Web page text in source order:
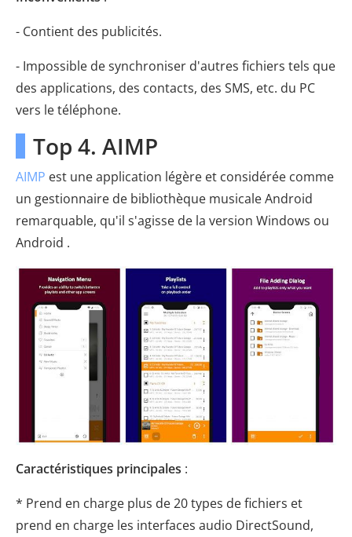
- Contient des publicités.
- Impossible de synchroniser d'autres fichiers tels que
des applications, des contacts, des SMS, etc. du PC
vers le téléphone.
Top 4. AIMP
AIMP est une application légère et considérée comme
un gestionnaire de bibliothèque musicale Android
remarquable, qu'il s'agisse de la version Windows ou
Android .
Caractéristiques principales :
* Prend en charge plus de 20 types de fichiers et
prend en charge les interfaces audio DirectSound,